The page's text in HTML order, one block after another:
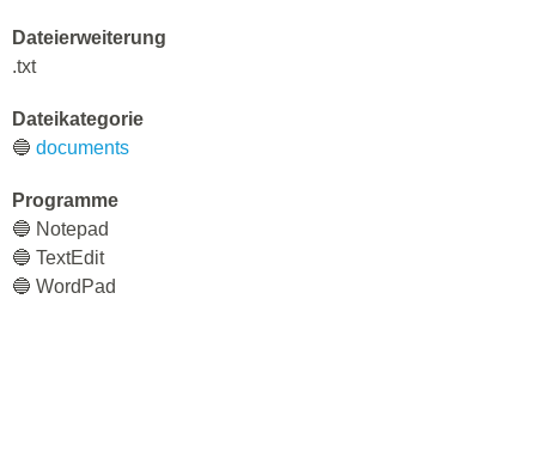
Dateierweiterung
.txt
Dateikategorie
🔵 documents
Programme
🔵 Notepad
🔵 TextEdit
🔵 WordPad